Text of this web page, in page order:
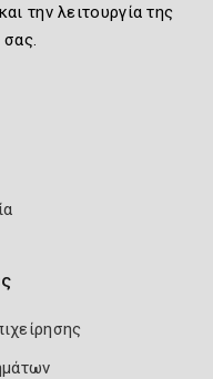
την λειτουργία της